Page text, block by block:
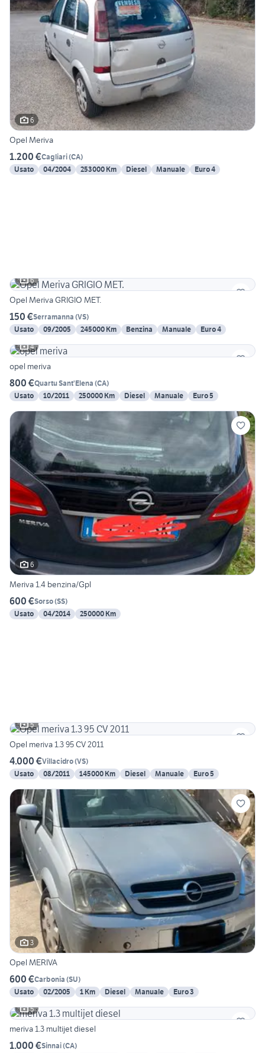
6
Opel Meriva
1.200 €Cagliari(CA)
Usato
04/2004 253000 Km Diesel Manuale Euro 4
6
Opel Meriva GRIGIO MET.
150 €Serramanna (VS)
Usato
09/2005 245000 Km Benzina Manuale
Euro 4
4
opel meriva
800 €Quartu Sant'Elena (CA)
Usato
10/2011 250000 Km Diesel Manuale Euro 5
6
Meriva 1.4 benzina/Gpl
600 €Sorso(SS)
Usato
04/2014 250000 Km
5
Opel meriva 1.3 95 CV 2011
4.000 €Villacidro(VS)
Usato
08/2011 145000 Km Diesel Manuale Euro 5
3
Opel MERIVA
600 €Carbonia (SU)
Usato
02/2005 1 Km Diesel Manuale
Euro 3
5
meriva 1.3 multijet diesel
1.000 €Sinnai(CA)